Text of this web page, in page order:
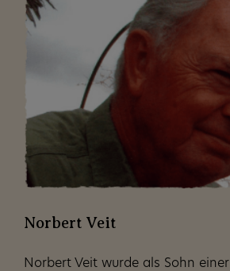
Norbert Veit
Norbert Veit wurde als Sohn einer